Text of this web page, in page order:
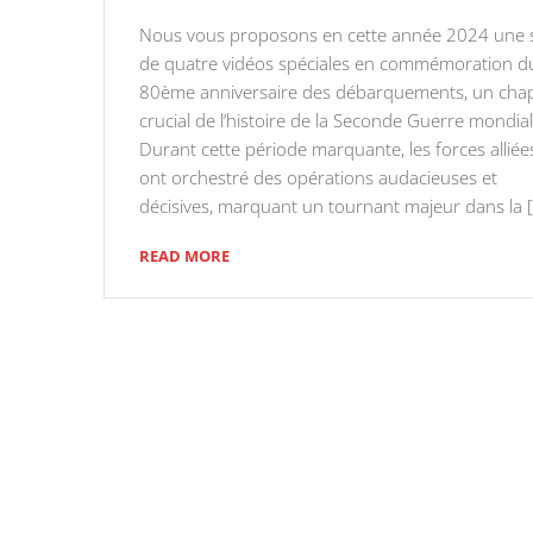
Nous vous proposons en cette année 2024 une
de quatre vidéos spéciales en commémoration
80ème anniversaire des débarquements, un
crucial de l’histoire de la Seconde Guerre
Durant cette période marquante, les forces
ont orchestré des opérations audacieuses et
décisives, marquant un tournant majeur dans la
READ MORE